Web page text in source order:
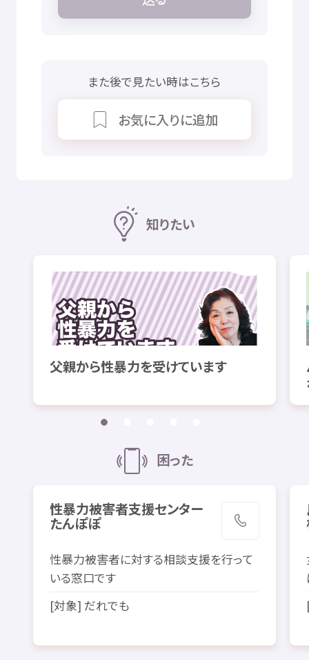
また後で見たい時はこちら
お気に入りに追加
知りたい
父親から性暴力を受けています
困った
性暴力被害者支援センター
たんぽぽ
性暴力被害者に対する相談支援を行って
いる窓口です
[対象] だれでも